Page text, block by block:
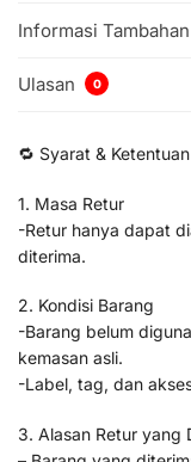
Informasi Tambahan
Ulasan 0
🔁 Syarat &
1. Masa Retur
-Retur hanya dapat
diterima.
2. Kondisi Barang
-Barang belum
kemasan asli.
-Label, tag, dan
3. Alasan Retur yang